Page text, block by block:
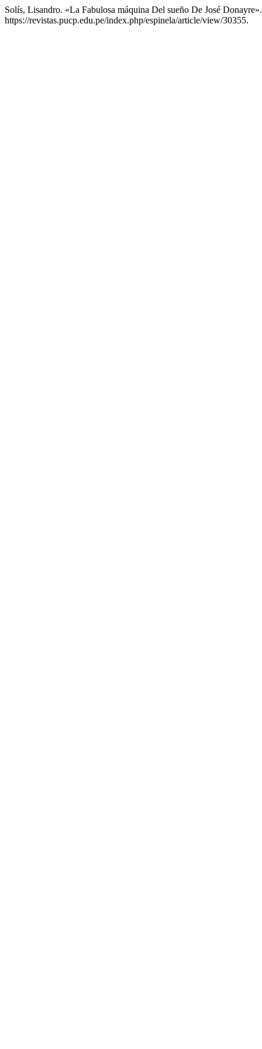
Solís, Lisandro. «La Fabulosa máquina Del sueño De José
https://revistas.pucp.edu.pe/index.php/espinela/article/view/30355.